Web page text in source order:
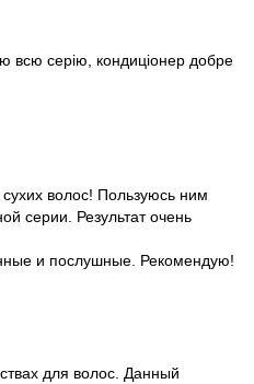
всю серію, кондиціонер добре
волос! Пользуюсь ним
серии. Результат очень
и послушные. Рекомендую!
для волос. Данный